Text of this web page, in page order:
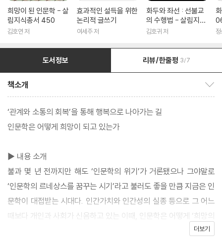
희망이 된 인문학 - 살
림지식총서 450
김호연 저
효과적인 설득을 위한
논리적 글쓰기
여세주 저
화두와 좌선 : 선불교
의 수행법 - 살림지식
총서 316
김호귀 저
도서정보 리뷰/한줄평 3/7
책소개
‘관계와 소통의 회복’을 통해 행복으로 나아가는 길
인문학은 어떻게 희망이 되고 있는가
▶ 내용 소개
불과 몇 년 전까지만 해도 ‘인문학의 위기’가 거론됐으나 그야말로
‘인문학의 르네상스를 꿈꾸는 시기’라고 불러도 좋을 만큼 지금은 인
문학이 대접받는 시대다. 인간가치와 인간성의 실종 등으로 그 어느
때보다 개인과 사회가 신음하고 있는 이때, 인문학은 어떻게 ‘희망의
더보기